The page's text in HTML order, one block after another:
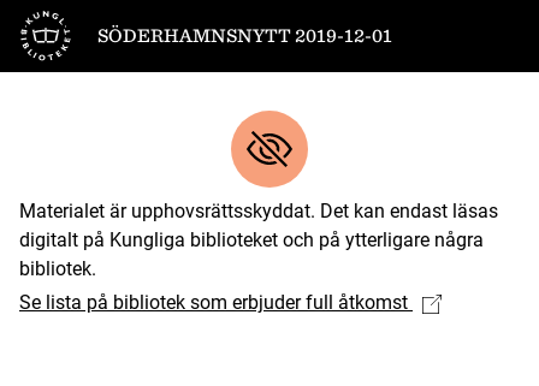
Till startsidan
SÖDERHAMNSNYTT 2019-12-01
Materialet är upphovsrättsskyddat. Det kan endast läsas
digitalt på Kungliga biblioteket och på ytterligare några
bibliotek.
Se lista på bibliotek som erbjuder full åtkomst